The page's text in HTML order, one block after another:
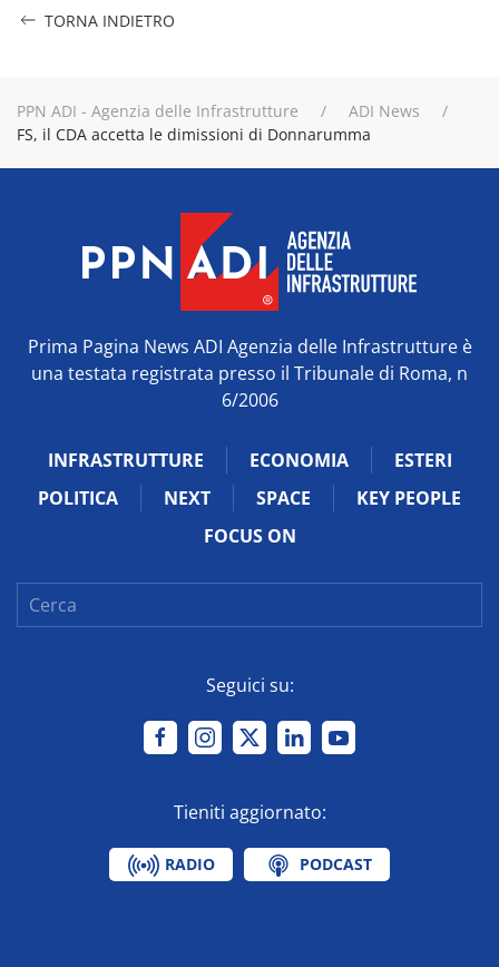
TORNA INDIETRO
PPN ADI - Agenzia delle Infrastrutture
ADI News
FS, il CDA accetta le dimissioni di Donnarumma
Prima Pagina News ADI Agenzia delle Infrastrutture è
una testata registrata presso il Tribunale di Roma, n
6/2006
INFRASTRUTTURE ECONOMIA
ESTERI
POLITICA
NEXT SPACE
KEY PEOPLE
FOCUS ON
Seguici su:
Tieniti aggiornato:
RADIO PODCAST